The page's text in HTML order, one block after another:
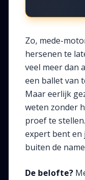
Zo, mede-
hersenen te
veel meer dan
een ballet van
Maar eerlijk
weten zonder
proef te stellen.
expert bent en
buiten de
De belofte?